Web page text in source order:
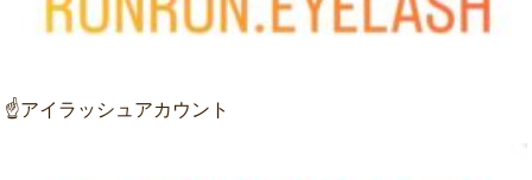
☝アイラッシュアカウント